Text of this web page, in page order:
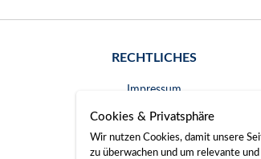
RECHTLICHES
Impressum
AGB
Widerrufsrecht
Cookies & Privatsphäre
Wir nutzen Cookies, damit unsere
zu überwachen und um relevante